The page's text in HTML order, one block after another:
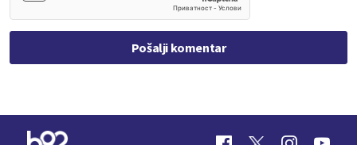
Pošalji komentar